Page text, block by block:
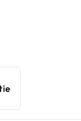
(EAX12) -
(EAX12) -